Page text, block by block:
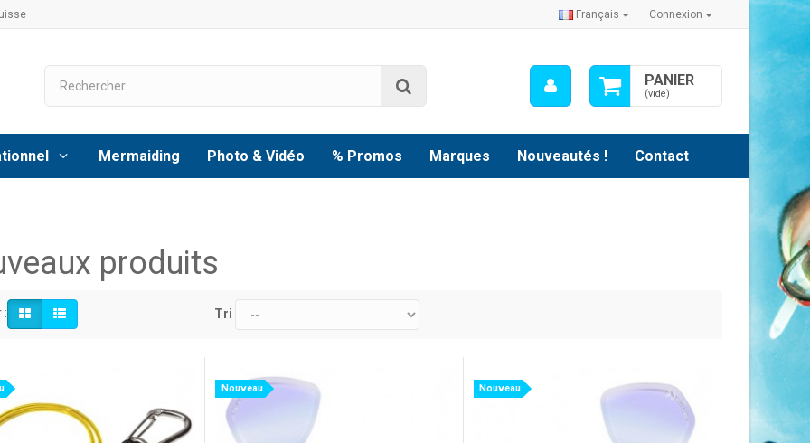
Connexion
Français
PANIER
(vide)
Mon
compte
Mermaiding Photo & Vidéo % Promos Marques Nouveautés ! Contact
produits
: Tri
Nouveau Nouveau